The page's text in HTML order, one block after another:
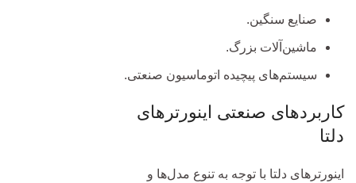
صنایع سنگین.
ماشین‌آلات بزرگ.
سیستم‌های پیچیده اتوماسیون صنعتی.
کاربردهای صنعتی اینورترهای
دلتا
اینورترهای دلتا با توجه به تنوع مدل‌ها و